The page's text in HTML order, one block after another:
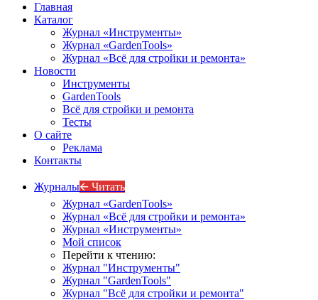
Главная
Каталог
Журнал «Инструменты»
Журнал «GardenTools»
Журнал «Всё для стройки и ремонта»
Новости
Инструменты
GardenTools
Всё для стройки и ремонта
Тесты
О сайте
Реклама
Контакты
Журналы🡨 Читать
Журнал «GardenTools»
Журнал «Всё для стройки и ремонта»
Журнал «Инструменты»
Мой список
Перейти к чтению:
Журнал "Инструменты"
Журнал "GardenTools"
Журнал "Всё для стройки и ремонта"